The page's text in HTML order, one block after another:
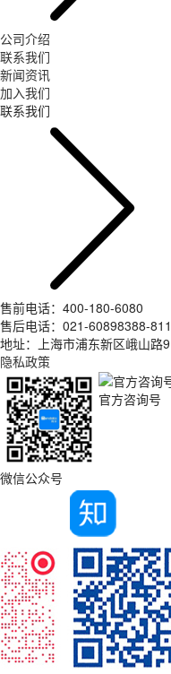
公司介绍
联系我们
新闻资讯
加入我们
联系我们
售前电话：400-180-6080
售后电话：021-60898388-
地址：上海市浦东新区峨山路
隐私政策
微信公众号
官方咨询号